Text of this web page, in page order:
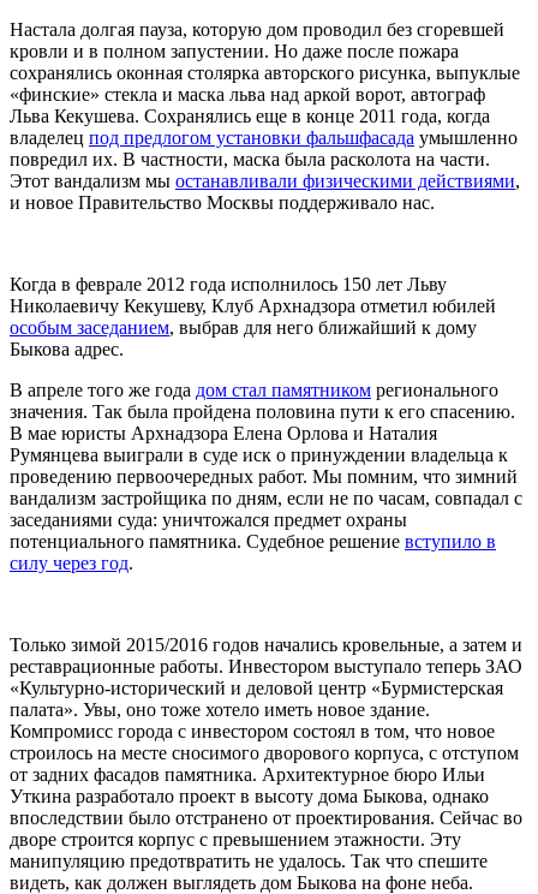
Настала долгая пауза, которую дом проводил без сгоревшей
кровли и в полном запустении. Но даже после пожара
сохранялись оконная столярка авторского рисунка, выпуклые
«финские» стекла и маска льва над аркой ворот, автограф
Льва Кекушева. Сохранялись еще в конце 2011 года, когда
владелец под предлогом установки фальшфасада умышленно
повредил их. В частности, маска была расколота на части.
Этот вандализм мы останавливали физическими действиями,
и новое Правительство Москвы поддерживало нас.
Когда в феврале 2012 года исполнилось 150 лет Льву
Николаевичу Кекушеву, Клуб Архнадзора отметил юбилей
особым заседанием, выбрав для него ближайший к дому
Быкова адрес.
В апреле того же года дом стал памятником регионального
значения. Так была пройдена половина пути к его спасению.
В мае юристы Архнадзора Елена Орлова и Наталия
Румянцева выиграли в суде иск о принуждении владельца к
проведению первоочередных работ. Мы помним, что зимний
вандализм застройщика по дням, если не по часам, совпадал с
заседаниями суда: уничтожался предмет охраны
потенциального памятника. Судебное решение вступило в
силу через год.
Только зимой 2015/2016 годов начались кровельные, а затем и
реставрационные работы. Инвестором выступало теперь ЗАО
«Культурно-исторический и деловой центр «Бурмистерская
палата». Увы, оно тоже хотело иметь новое здание.
Компромисс города с инвестором состоял в том, что новое
строилось на месте сносимого дворового корпуса, с отступом
от задних фасадов памятника. Архитектурное бюро Ильи
Уткина разработало проект в высоту дома Быкова, однако
впоследствии было отстранено от проектирования. Сейчас во
дворе строится корпус с превышением этажности. Эту
манипуляцию предотвратить не удалось. Так что спешите
видеть, как должен выглядеть дом Быкова на фоне неба.